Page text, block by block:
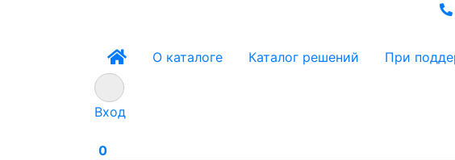
О каталоге Каталог решений При
Вход
0